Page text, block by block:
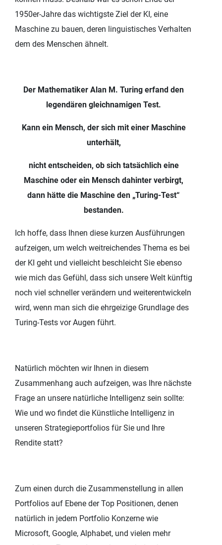
1950er-Jahre das wichtigste Ziel der KI, eine
Maschine zu bauen, deren linguistisches Verhalten
dem des Menschen ähnelt.
Der Mathematiker Alan M. Turing erfand den
legendären gleichnamigen Test.
Kann ein Mensch, der sich mit einer Maschine
unterhält,
nicht entscheiden, ob sich tatsächlich eine
Maschine oder ein Mensch dahinter verbirgt,
dann hätte die Maschine den „Turing-Test“
bestanden.
Ich hoffe, dass Ihnen diese kurzen Ausführungen
aufzeigen, um welch weitreichendes Thema es bei
der KI geht und vielleicht beschleicht Sie ebenso
wie mich das Gefühl, dass sich unsere Welt künftig
noch viel schneller verändern und weiterentwickeln
wird, wenn man sich die ehrgeizige Grundlage des
Turing-Tests vor Augen führt.
Natürlich möchten wir Ihnen in diesem
Zusammenhang auch aufzeigen, was Ihre nächste
Frage an unsere natürliche Intelligenz sein sollte:
Wie und wo findet die Künstliche Intelligenz in
unseren Strategieportfolios für Sie und Ihre
Rendite statt?
Zum einen durch die Zusammenstellung in allen
Portfolios auf Ebene der Top Positionen, denen
natürlich in jedem Portfolio Konzerne wie
Microsoft, Google, Alphabet, und vielen mehr